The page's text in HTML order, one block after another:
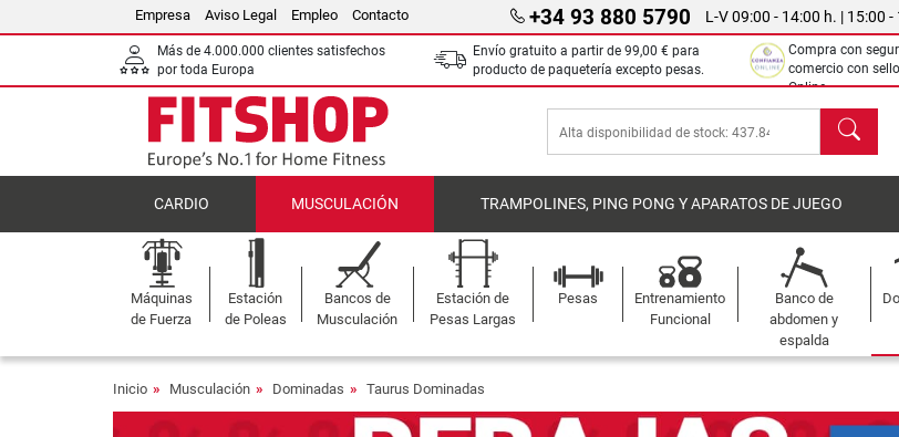
Empresa Aviso Legal Empleo Contacto +34 93 880 5790 L-V 09:00 - 14:00 h. | 15:00 -
Más de 4.000.000 clientes satisfechos
por toda Europa
Envío gratuito a partir de 99,00 € para
producto de paquetería excepto pesas.
Compra con
comercio con
Online.
Buscar
CARDIO MUSCULACIÓN TRAMPOLINES, PING PONG Y APARATOS DE JUEGO
Máquinas
de Fuerza
Estación
de Poleas
Bancos de
Musculación
Estación de
Pesas Largas
Pesas
Entrenamiento
Funcional
Banco de
abdomen y
espalda
Inicio Musculación Dominadas Taurus Dominadas